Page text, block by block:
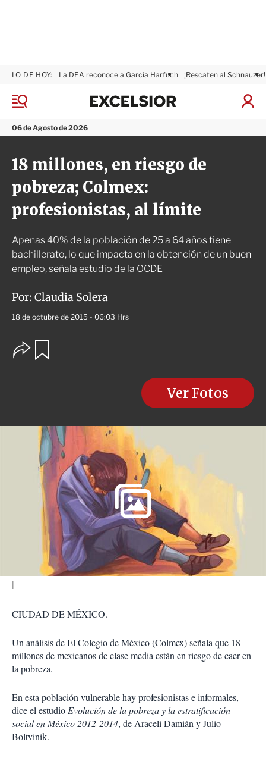
M
n
ú
06 de Agosto de 2026
LO DE HOY: La DEA reconoce a García Harfuch ¡Rescaten al Schnauzer!
I
x
l
i
o
18 millones, en riesgo de
pobreza; Colmex:
profesionistas, al límite
Apenas 40% de la población de 25 a 64 años tiene
bachillerato, lo que impacta en la obtención de un buen
empleo, señala estudio de la OCDE
Por: Claudia Solera
18 de octubre de 2015 - 06:03 Hrs
O
p
s
Ver Fotos
CIUDAD DE MÉXICO.
Un análisis de El Colegio de México (Colmex) señala que 18
millones de mexicanos de clase media están en riesgo de caer en
la pobreza.
En esta población vulnerable hay profesionistas e informales,
dice el estudio Evolución de la pobreza y la estratificación
social en México 2012-2014, de Araceli Damián y Julio
Boltvinik.